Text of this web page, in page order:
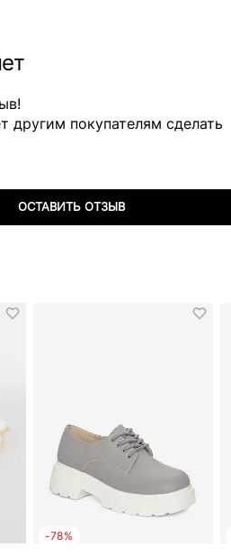
покупателям сделать
ОСТАВИТЬ ОТЗЫВ
-78%